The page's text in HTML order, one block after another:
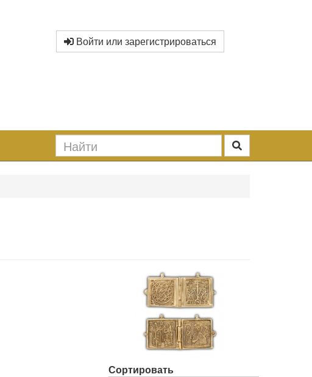
Войти или зарегистрироваться
Сортировать